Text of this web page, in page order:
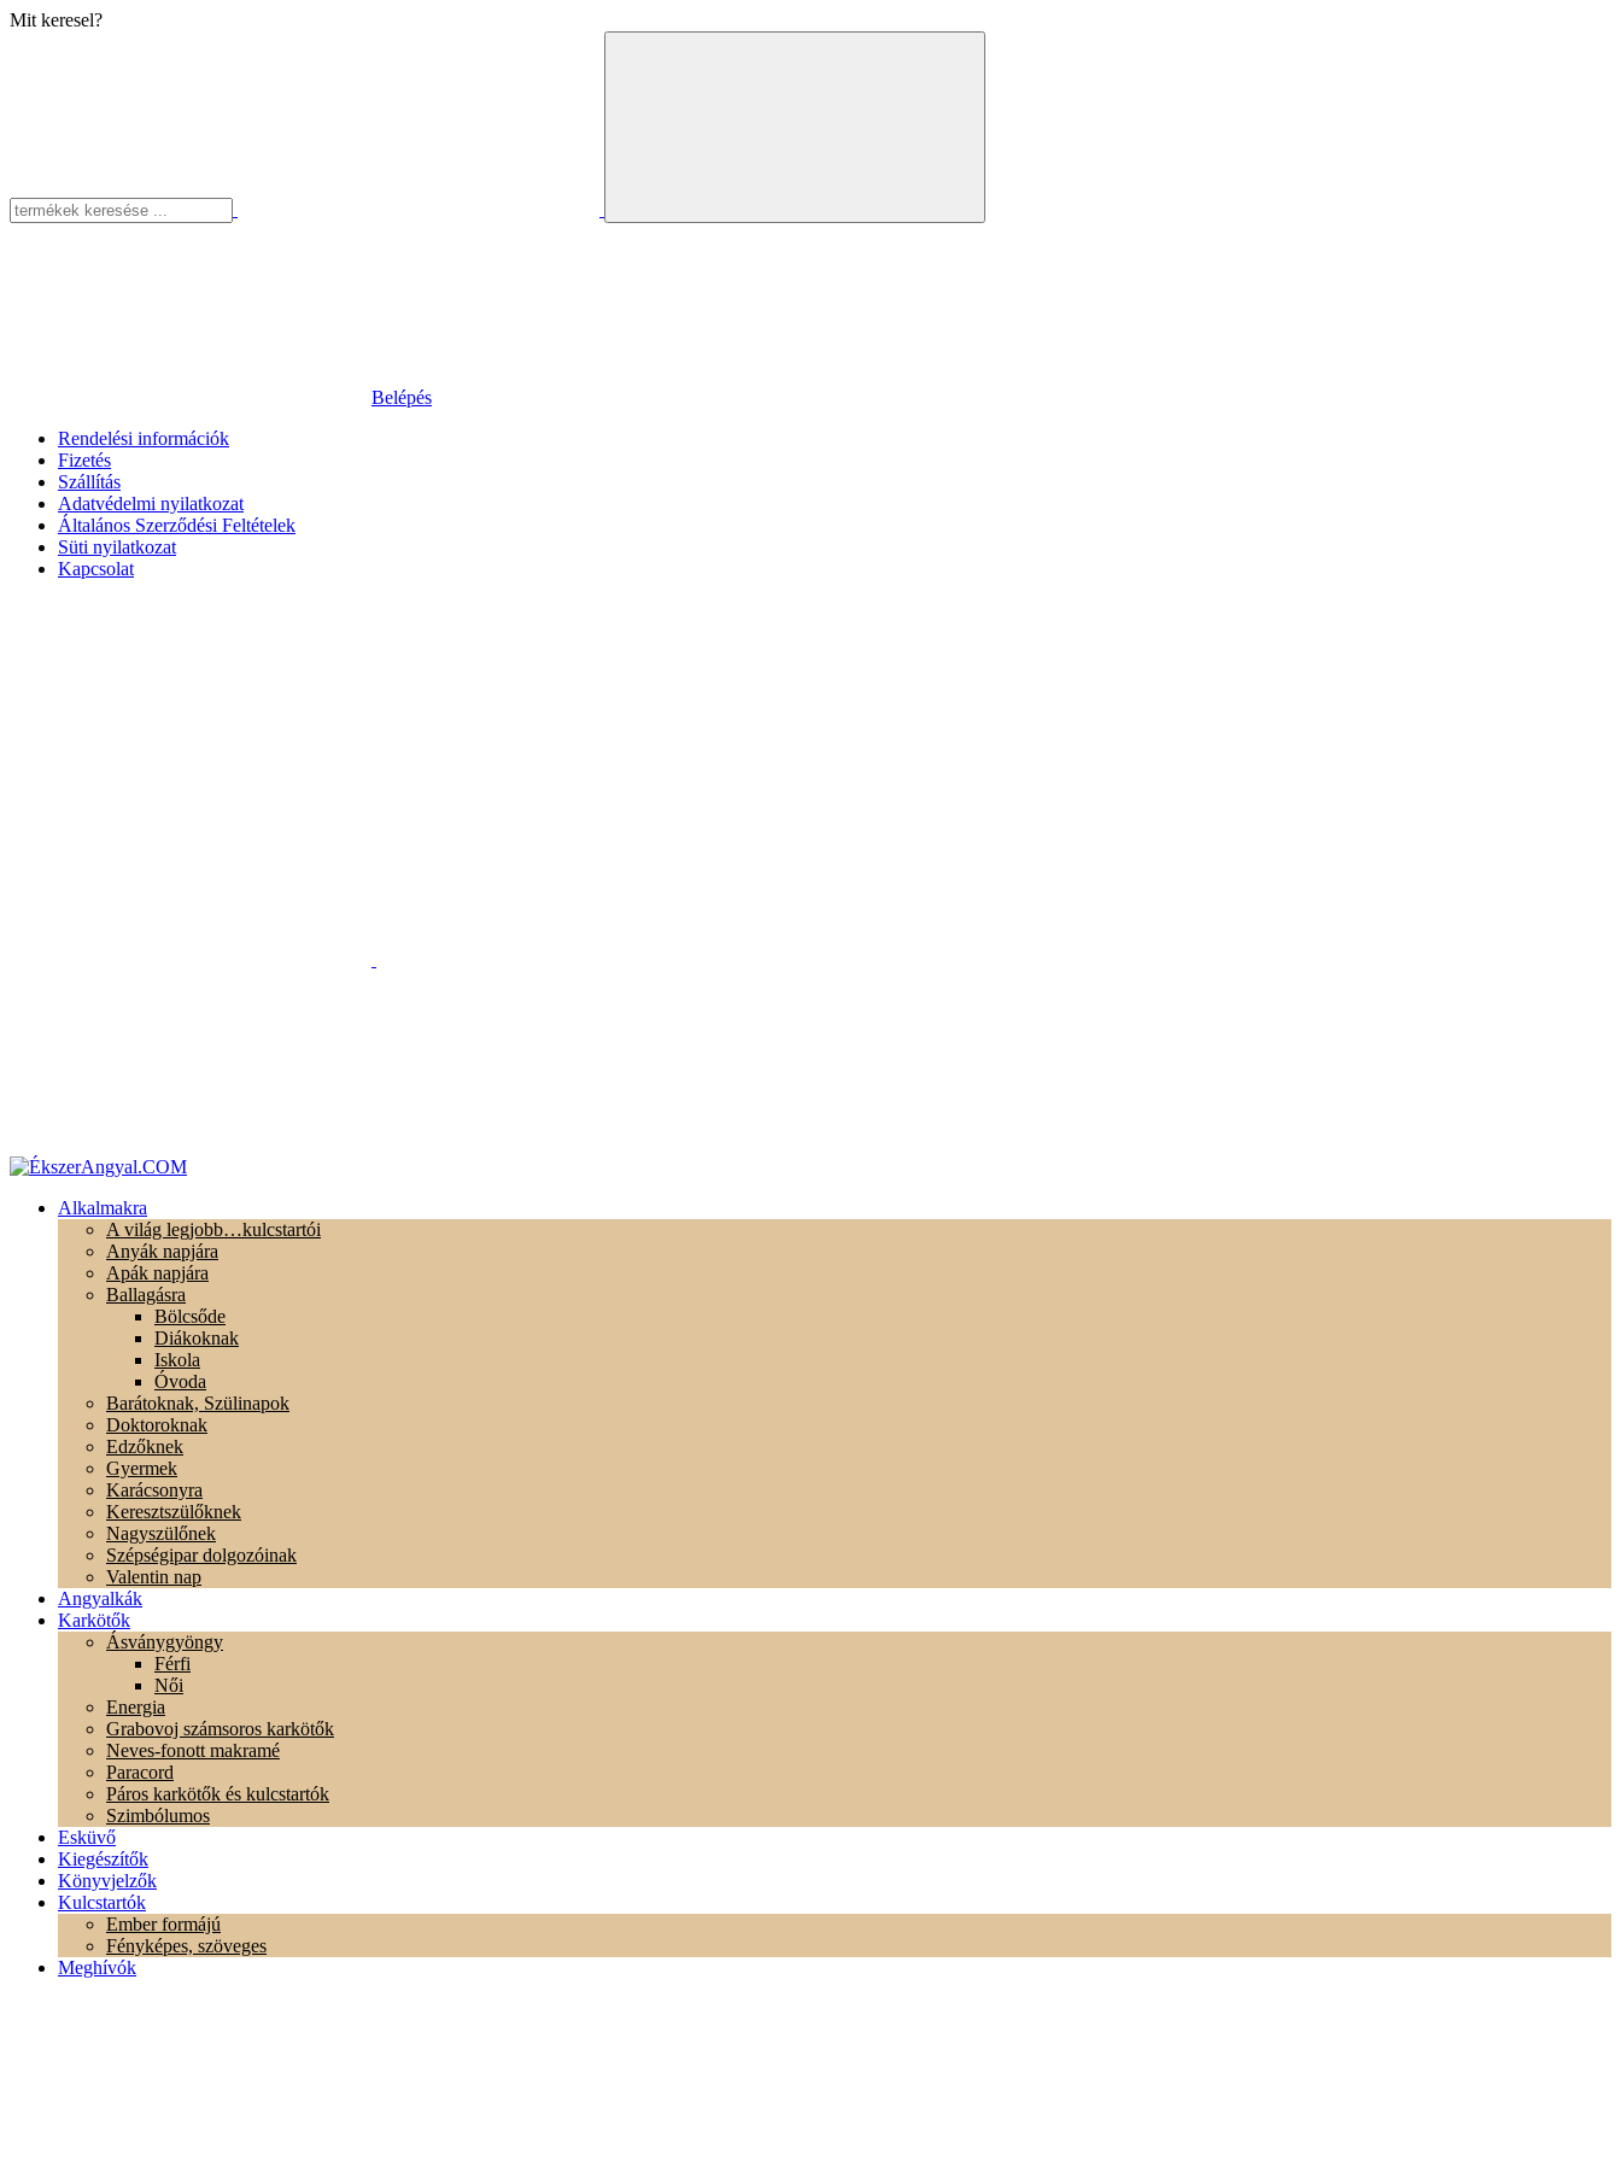
Mit keresel?
Belépés
Rendelési információk
Fizetés
Szállítás
Adatvédelmi nyilatkozat
Általános Szerződési Feltételek
Süti nyilatkozat
Kapcsolat
Alkalmakra
A világ legjobb…kulcstartói
Anyák napjára
Apák napjára
Ballagásra
Bölcsőde
Diákoknak
Iskola
Óvoda
Barátoknak, Szülinapok
Doktoroknak
Edzőknek
Gyermek
Karácsonyra
Keresztszülőknek
Nagyszülőnek
Szépségipar dolgozóinak
Valentin nap
Angyalkák
Karkötők
Ásványgyöngy
Férfi
Női
Energia
Grabovoj számsoros karkötők
Neves-fonott makramé
Paracord
Páros karkötők és kulcstartók
Szimbólumos
Esküvő
Kiegészítők
Könyvjelzők
Kulcstartók
Ember formájú
Fényképes, szöveges
Meghívók